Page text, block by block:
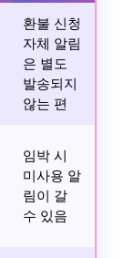
환불 신청
자체 알림
은 별도
발송되지
않는 편
임박 시
미사용 알
림이 갈
수 있음